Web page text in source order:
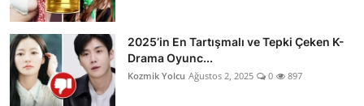
2025’in En Tartışmalı ve Tepki Çeken K-
Drama Oyunc...
Kozmik Yolcu Ağustos 2, 2025 0 897